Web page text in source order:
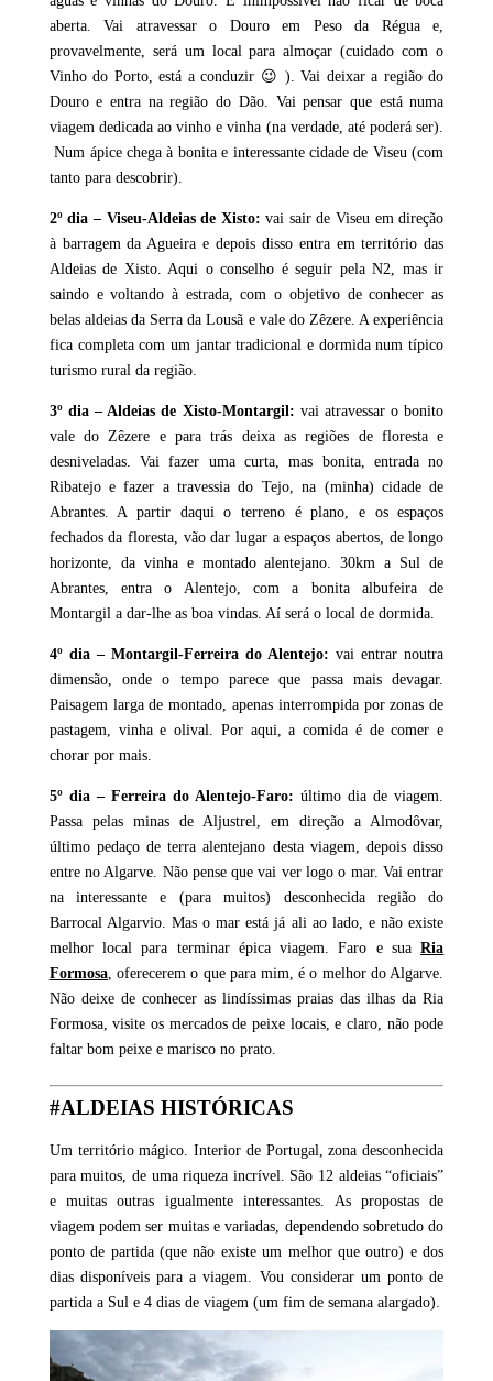
aberta. Vai atravessar o Douro em Peso da Régua e,
provavelmente, será um local para almoçar (cuidado com o
Vinho do Porto, está a conduzir 😉 ). Vai deixar a região do
Douro e entra na região do Dão. Vai pensar que está numa
viagem dedicada ao vinho e vinha (na verdade, até poderá ser).
Num ápice chega à bonita e interessante cidade de Viseu (com
tanto para descobrir).
2º dia – Viseu-Aldeias de Xisto: vai sair de Viseu em direção
à barragem da Agueira e depois disso entra em território das
Aldeias de Xisto. Aqui o conselho é seguir pela N2, mas ir
saindo e voltando à estrada, com o objetivo de conhecer as
belas aldeias da Serra da Lousã e vale do Zêzere. A experiência
fica completa com um jantar tradicional e dormida num típico
turismo rural da região.
3º dia – Aldeias de Xisto-Montargil: vai atravessar o bonito
vale do Zêzere e para trás deixa as regiões de floresta e
desniveladas. Vai fazer uma curta, mas bonita, entrada no
Ribatejo e fazer a travessia do Tejo, na (minha) cidade de
Abrantes. A partir daqui o terreno é plano, e os espaços
fechados da floresta, vão dar lugar a espaços abertos, de longo
horizonte, da vinha e montado alentejano. 30km a Sul de
Abrantes, entra o Alentejo, com a bonita albufeira de
Montargil a dar-lhe as boa vindas. Aí será o local de dormida.
4º dia – Montargil-Ferreira do Alentejo: vai entrar noutra
dimensão, onde o tempo parece que passa mais devagar.
Paisagem larga de montado, apenas interrompida por zonas de
pastagem, vinha e olival. Por aqui, a comida é de comer e
chorar por mais.
5º dia – Ferreira do Alentejo-Faro: último dia de viagem.
Passa pelas minas de Aljustrel, em direção a Almodôvar,
último pedaço de terra alentejano desta viagem, depois disso
entre no Algarve. Não pense que vai ver logo o mar. Vai entrar
na interessante e (para muitos) desconhecida região do
Barrocal Algarvio. Mas o mar está já ali ao lado, e não existe
melhor local para terminar épica viagem. Faro e suaRia
Formosa, oferecerem o que para mim, é o melhor do Algarve.
Não deixe de conhecer as lindíssimas praias das ilhas da Ria
Formosa, visite os mercados de peixe locais, e claro, não pode
faltar bom peixe e marisco no prato.
#ALDEIAS HISTÓRICAS
Um território mágico. Interior de Portugal, zona desconhecida
para muitos, de uma riqueza incrível. São 12 aldeias “oficiais”
e muitas outras igualmente interessantes. As propostas de
viagem podem ser muitas e variadas, dependendo sobretudo do
ponto de partida (que não existe um melhor que outro) e dos
dias disponíveis para a viagem. Vou considerar um ponto de
partida a Sul e 4 dias de viagem (um fim de semana alargado).